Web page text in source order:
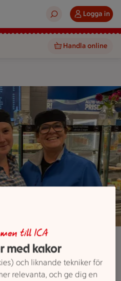
Logga in
Handla online
glasmonter med bakverk i ett
alla att bita i!
till ICA
med kakor
och liknande tekniker för
relevanta, och ge dig en